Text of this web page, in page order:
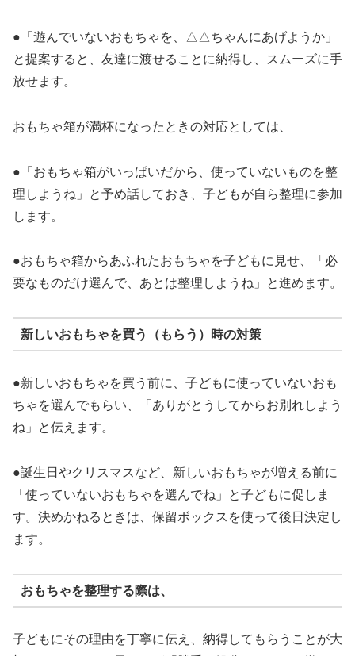
●「遊んでいないおもちゃを、△△ちゃんにあげようか」
と提案すると、友達に渡せることに納得し、スムーズに手
放せます。
おもちゃ箱が満杯になったときの対応としては、
●「おもちゃ箱がいっぱいだから、使っていないものを整
理しようね」と予め話しておき、子どもが自ら整理に参加
します。
●おもちゃ箱からあふれたおもちゃを子どもに見せ、「必
要なものだけ選んで、あとは整理しようね」と進めます。
新しいおもちゃを買う（もらう）時の対策
●新しいおもちゃを買う前に、子どもに使っていないおも
ちゃを選んでもらい、「ありがとうしてからお別れしよう
ね」と伝えます。
●誕生日やクリスマスなど、新しいおもちゃが増える前に
「使っていないおもちゃを選んでね」と子どもに促しま
す。決めかねるときは、保留ボックスを使って後日決定し
ます。
おもちゃを整理する際は、
子どもにその理由を丁寧に伝え、納得してもらうことが大